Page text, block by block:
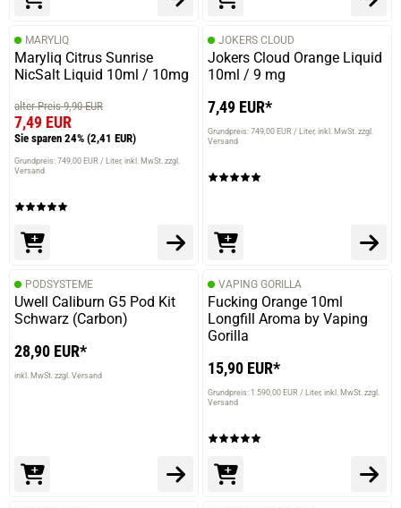
MARYLIQ
Maryliq Citrus Sunrise
NicSalt Liquid 10ml / 10mg
alter Preis 9,90 EUR
7,49 EUR
Sie sparen 24% (2,41 EUR)
Grundpreis: 749,00 EUR / Liter inkl. MwSt. zzgl.
Versand
JOKERS CLOUD
Jokers Cloud Orange Liquid
10ml / 9 mg
7,49 EUR*
Grundpreis: 749,00 EUR / Liter inkl. MwSt. zzgl.
Versand
PODSYSTEME
Uwell Caliburn G5 Pod Kit
Schwarz (Carbon)
28,90 EUR*
inkl. MwSt. zzgl. Versand
VAPING GORILLA
Fucking Orange 10ml
Longfill Aroma by Vaping
Gorilla
15,90 EUR*
Grundpreis: 1.590,00 EUR / Liter inkl. MwSt. zzgl.
Versand